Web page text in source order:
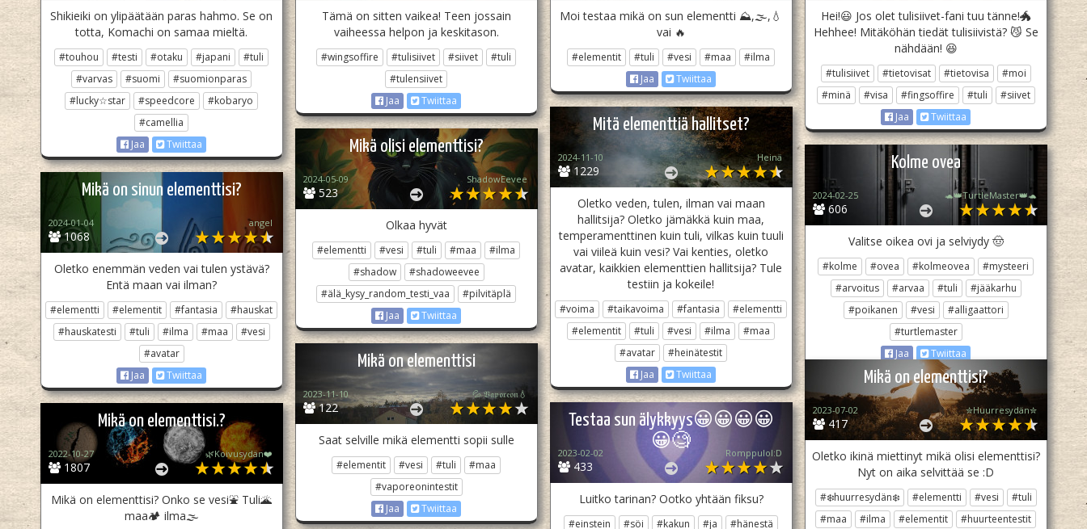
Shikieiki on ylipäätään paras hahmo. Se on
totta, Komachi on samaa mieltä.
#touhou #testi #otaku #japani
#tuli
#varvas
#suomi
#suomionparas
#lucky☆star
#speedcore
#kobaryo
#camellia
Jaa
Twiittaa
Tämä on sitten vaikea! Teen jossain
vaiheessa helpon ja keskitason.
#wingsoffire #tulisiivet #siivet
#tuli
#tulensiivet
Jaa
Twiittaa
Moi testaa mikä on sun elementti ⛰️,🌫,💧
vai 🔥
#elementit #tuli #vesi #maa
#ilma
Jaa
Twiittaa
Hei!😃 Jos olet tulisiivet-fani tuu tänne!🐲
Hehhee! Mitäköhän tiedät tulisiivistä? 😼 Se
nähdään! 😆
#tulisiivet #tietovisat #tietovisa
#moi
#minä
#visa #fingsoffire #tuli
#siivet
Jaa
Twiittaa
Mitä elementtiä hallitset?
1229
2024-11-10 Heinä
Oletko veden, tulen, ilman vai maan
hallitsija? Oletko jämäkkä kuin maa,
temperamenttinen kuin tuli, vilkas kuin tuuli
vai viileä kuin vesi? Vai kenties, oletko
avatar, kaikkien elementtien hallitsija? Tule
testiin ja kokeile!
#voima #taikavoima #fantasia
#elementti
#elementit
#tuli #vesi #ilma
#maa
#avatar
#heinätestit
Jaa
Twiittaa
Mikä olisi elementtisi?
523
2024-05-09 ShadowEevee
Olkaa hyvät
#elementti #vesi #tuli #maa
#ilma
#shadow
#shadoweevee
#älä_kysy_random_testi_vaa
#pilvitäplä
Jaa
Twiittaa
Kolme ovea
606
2024-02-25 🐢👑TurtleMaster👑🐢
Valitse oikea ovi ja selviydy 🤠
#kolme #ovea #kolmeovea
#mysteeri
#arvoitus
#arvaa #tuli
#jääkarhu
#poikanen
#vesi
#alligaattori
#turtlemaster
Jaa
Twiittaa
Mikä on sinun elementtisi?
1068
2024-01-04 angel
Oletko enemmän veden vai tulen ystävä?
Entä maan vai ilman?
#elementti #elementit #fantasia
#hauskat
#hauskatesti
#tuli #ilma #maa
#vesi
#avatar
Jaa
Twiittaa
Mikä on elementtisi
122
2023-11-10 💦 𝔙𝔞𝔭𝔬𝔯𝔢𝔬𝔫💧
Saat selville mikä elementti sopii sulle
#elementit #vesi #tuli
#maa
#vaporeonintestit
Jaa
Twiittaa
Mikä on elementtisi?
417
2023-07-02 ✮Huurresydän✮
Oletko ikinä miettinyt mikä olisi elementtisi?
Nyt on aika selvittää se :D
#❄️huurresydän❄️ #elementti #vesi
#tuli
#maa
#ilma #elementit
#huurteentestit
Testaa sun älykkyys😀😀😀😀
😀🧐
433
2023-02-02 Romppulol:D
Luitko tarinan? Ootko yhtään fiksu?
#einstein #söi #kakun #ja
#hänestä
Mikä on elementtisi.?
1807
2022-10-27 🌿Koivusydän❤️
Mikä on elementtisi? Onko se vesi⛲️ Tuli🌋
maa🏕 ilma🌫